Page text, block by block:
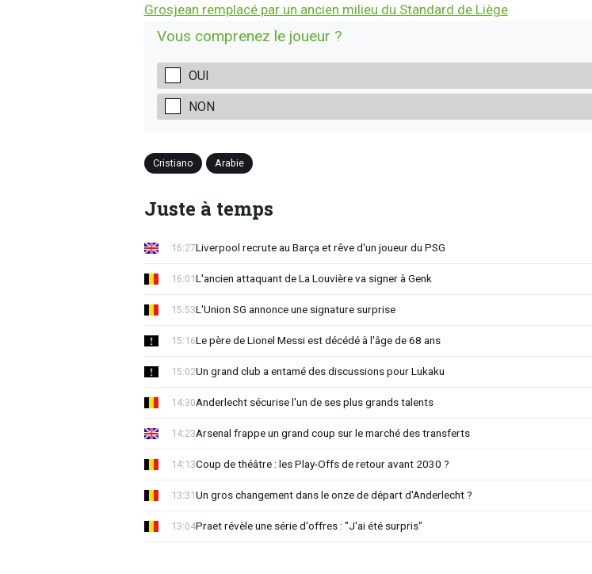
Grosjean remplacé par un ancien milieu du Standard de Liège
Vous comprenez le joueur ?
OUI
NON
Cristiano Arabie
Juste à temps
Liverpool recrute au Barça et rêve d'un joueur du PSG
16:27
L'ancien attaquant de La Louvière va signer à Genk
16:01
L'Union SG annonce une signature surprise
15:53
Le père de Lionel Messi est décédé à l'âge de 68 ans
15:16
Un grand club a entamé des discussions pour Lukaku
15:02
Anderlecht sécurise l'un de ses plus grands talents
14:30
Arsenal frappe un grand coup sur le marché des transferts
14:23
Coup de théâtre : les Play-Offs de retour avant 2030 ?
14:13
Un gros changement dans le onze de départ d'Anderlecht ?
13:31
Praet révèle une série d'offres : "J'ai été surpris"
13:04